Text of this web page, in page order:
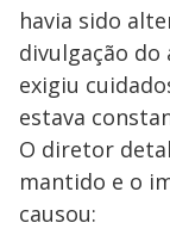
havia sido
divulgação do
exigiu
estava
O diretor
mantido e o
causou: